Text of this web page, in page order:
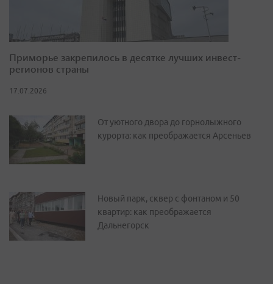
Приморье закрепилось в десятке лучших инвест-
регионов страны
17.07.2026
От уютного двора до горнолыжного
курорта: как преображается Арсеньев
Новый парк, сквер с фонтаном и 50
квартир: как преображается
Дальнегорск